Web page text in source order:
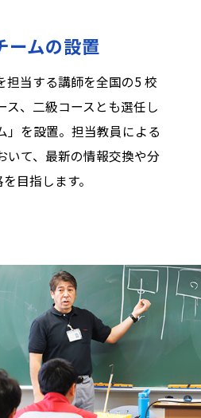
ームの設置
担当する講師を全国の5 校
ス、二級コースとも選任し
」を設置。担当教員による
いて、最新の情報交換や分
目指します。